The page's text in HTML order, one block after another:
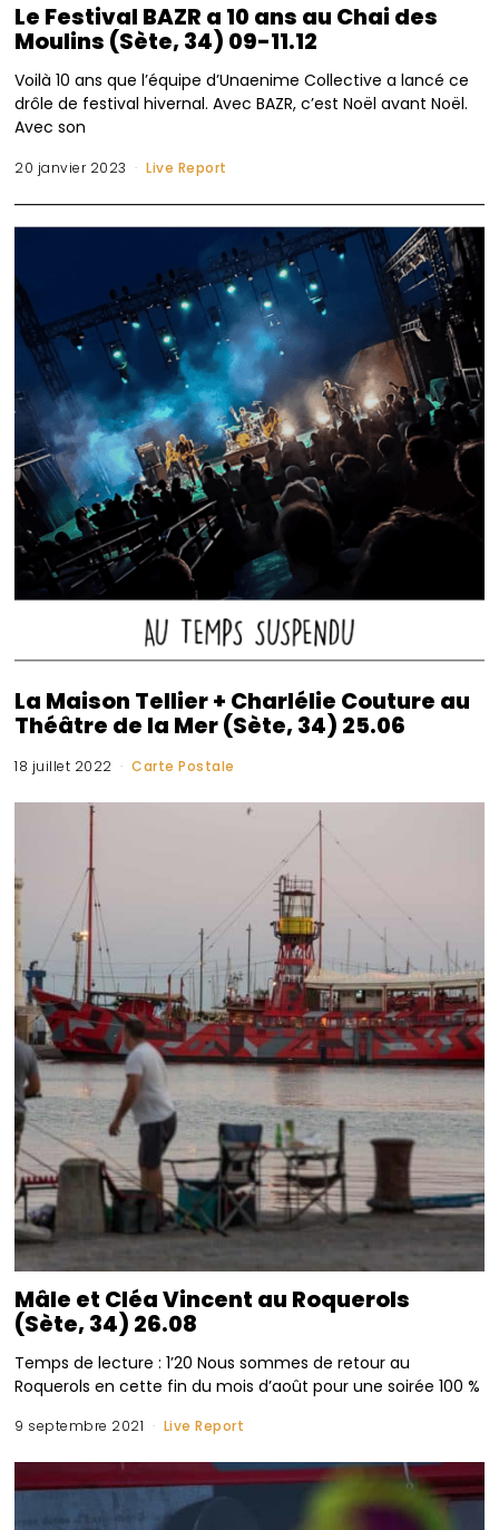
Le Festival BAZR a 10 ans au Chai des
Moulins (Sète, 34) 09-11.12
Voilà 10 ans que l’équipe d’Unaenime Collective a lancé ce
drôle de festival hivernal. Avec BAZR, c’est Noël avant Noël.
Avec son
20 janvier 2023 Live Report
La Maison Tellier + Charlélie Couture au
Théâtre de la Mer (Sète, 34) 25.06
18 juillet 2022 Carte Postale
Mâle et Cléa Vincent au Roquerols
(Sète, 34) 26.08
Temps de lecture : 1’20 Nous sommes de retour au
Roquerols en cette fin du mois d’août pour une soirée 100 %
9 septembre 2021 Live Report